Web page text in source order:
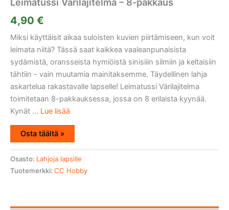
4,90 €
Miksi käyttäisit aikaa suloisten kuvien piirtämiseen, kun voit
leimata niitä? Tässä saat kaikkea vaaleanpunaisista
sydämistä, oransseista hymiöistä sinisiiin silmiin ja keltaisiin
tähtiin - vain muutamia mainitaksemme. Täydellinen lahja
askartelua rakastavalle lapselle! Leimatussi Värilajitelma
toimitetaan 8-pakkauksessa, jossa on 8 erilaista kyynää.
Kynät ... Lue lisää
Osta täältä »
Osasto: Lahjoja lapsille
Tuotemerkki: CC Hobby